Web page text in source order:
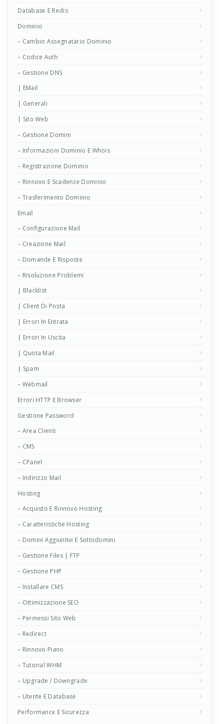
Database E Redis
Dominio
– Cambio Assegnatario Dominio
– Codice Auth
– Gestione DNS
| EMail
| Generali
| Sito Web
– Gestione Domini
– Informazioni Dominio E Whois
– Registrazione Dominio
– Rinnovo E Scadenze Dominio
– Trasferimento Dominio
Email
– Configurazione Mail
– Creazione Mail
– Domande E Risposte
– Risoluzione Problemi
| Blacklist
| Client Di Posta
| Errori In Entrata
| Errori In Uscita
| Quota Mail
| Spam
– Webmail
Errori HTTP E Browser
Gestione Password
– Area Clienti
– CMS
– CPanel
– Indirizzo Mail
Hosting
– Acquisto E Rinnovo Hosting
– Caratteristiche Hosting
– Domini Aggiuntivi E Sottodomini
– Gestione Files | FTP
– Gestione PHP
– Installare CMS
– Ottimizzazione SEO
– Permessi Sito Web
– Redirect
– Rinnovo Piano
– Tutorial WHM
– Upgrade / Downgrade
– Utente E Database
Performance E Sicurezza